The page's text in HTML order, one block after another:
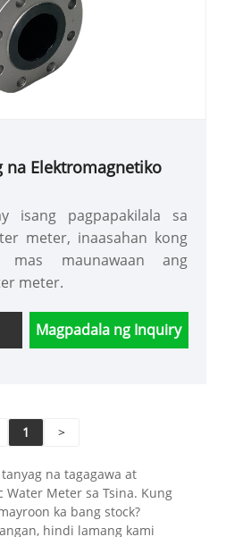
na Elektromagnetiko
isang pagpapakilala sa
meter, inaasahan kong
mas maunawaan ang
meter.
Magpadala ng Inquiry
1 >
na tagagawa at
Meter sa Tsina. Kung
ka bang stock?
hindi lamang kami